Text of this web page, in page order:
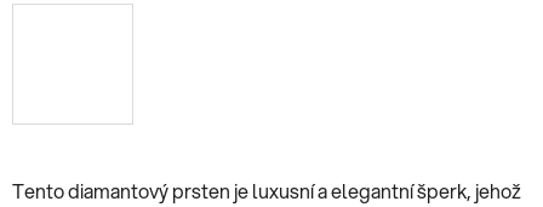
Tento diamantový prsten je luxusní a elegantní šperk, jehož